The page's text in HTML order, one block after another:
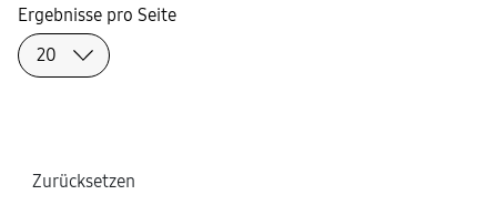
Zurücksetzen
Ergebnisse pro Seite